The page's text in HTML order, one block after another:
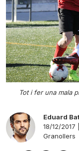
Tot i fer una mala
Eduard
18/12/2017
Granollers